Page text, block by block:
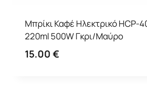
Μπρίκι Καφέ Ηλεκτρικό HCP-
220ml 500W Γκρι/Μαύρο
15.00€